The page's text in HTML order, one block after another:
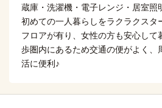
蔵庫・洗濯機・電子レンジ・居室照
初めての一人暮らしをラクラクス
フロアが有り、女性の方も安心して
歩圏内にあるため交通の便がよく、
活に便利♪